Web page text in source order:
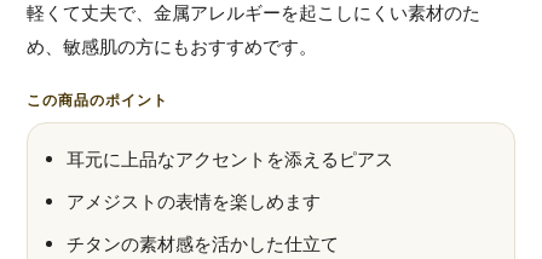
軽くて丈夫で、金属アレルギーを起こしにくい素材のた
め、敏感肌の方にもおすすめです。
この商品のポイント
耳元に上品なアクセントを添えるピアス
アメジストの表情を楽しめます
チタンの素材感を活かした仕立て